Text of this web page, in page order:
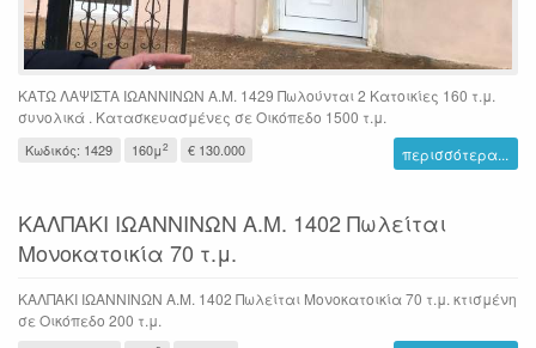
ΚΑΤΩ ΛΑΨΙΣΤΑ ΙΩΑΝΝΙΝΩΝ Α.Μ. 1429 Πωλούνται 2 Κατοικίες 160 τ.μ.
συνολικά . Κατασκευασμένες σε Οικόπεδο 1500 τ.μ.
Κωδικός: 1429 160μ2 € 130.000 περισσότερα...
ΚΑΛΠΑΚΙ ΙΩΑΝΝΙΝΩΝ Α.Μ. 1402 Πωλείται
Μονοκατοικία 70 τ.μ.
ΚΑΛΠΑΚΙ ΙΩΑΝΝΙΝΩΝ Α.Μ. 1402 Πωλείται Μονοκατοικία 70 τ.μ. κτισμένη
σε Οικόπεδο 200 τ.μ.